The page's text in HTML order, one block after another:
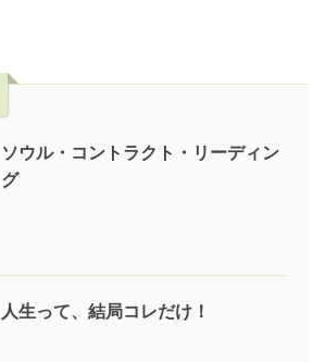
ソウル・コントラクト・リーディン
グ
人生って、結局コレだけ！